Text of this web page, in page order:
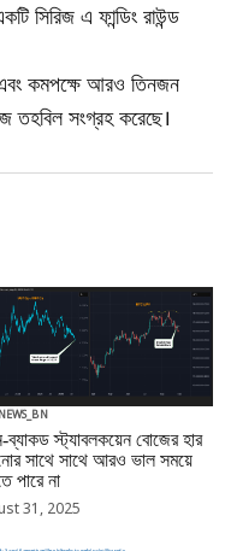
সিরিজ এ ফান্ডিং রাউন্ড
এবং কমপক্ষে আরও তিনজন
তহবিল সংগ্রহ করেছে।
ব্যাকড স্ট্যাবলকয়েন বোজের হার
সাথে সাথে আরও ভাল সময়ে
পারে না
31, 2025